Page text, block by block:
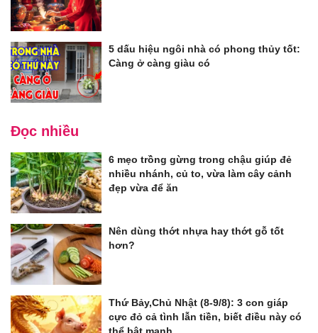
5 dấu hiệu ngôi nhà có phong thủy tốt:
Càng ở càng giàu có
Đọc nhiều
6 mẹo trồng gừng trong chậu giúp đẻ
nhiều nhánh, củ to, vừa làm cây cảnh
đẹp vừa để ăn
Nên dùng thớt nhựa hay thớt gỗ tốt
hơn?
Thứ Bảy,Chủ Nhật (8-9/8): 3 con giáp
cực đỏ cả tình lẫn tiền, biết điều này có